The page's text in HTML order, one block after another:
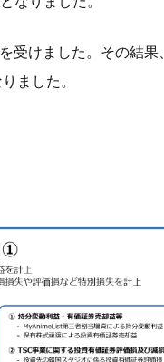
受けました。その結
ました。